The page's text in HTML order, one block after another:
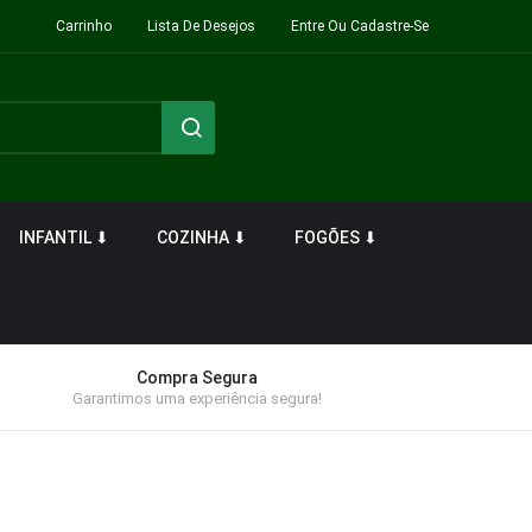
Carrinho Lista De Desejos Entre Ou Cadastre-Se
INFANTIL ⬇ COZINHA ⬇ FOGÕES ⬇
Compra Segura
Garantimos uma experiência segura!